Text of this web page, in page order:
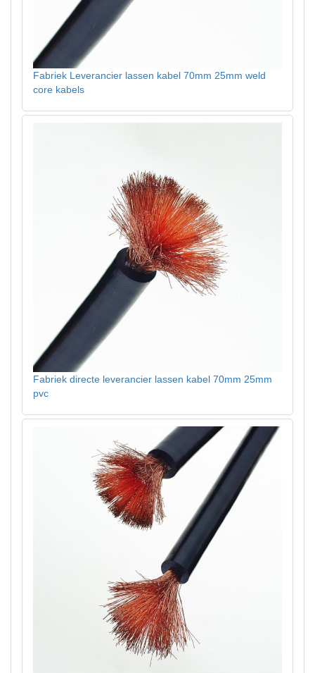
Fabriek Leverancier lassen kabel 70mm 25mm weld
core kabels
Fabriek directe leverancier lassen kabel 70mm 25mm
pvc